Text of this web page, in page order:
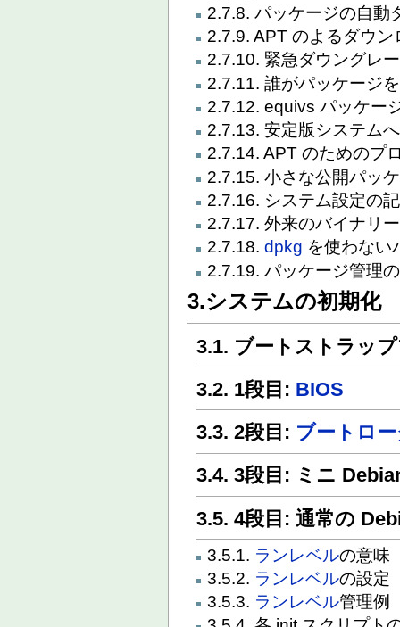
2.7.8. パッケージの自動
2.7.9. APT のよるダウ
2.7.10. 緊急ダウングレ
2.7.11. 誰がパッケージ
2.7.12. equivs パッケー
2.7.13. 安定版システム
2.7.14. APT のためのプ
2.7.15. 小さな公開パッ
2.7.16. システム設定の
2.7.17. 外来のバイナリ
2.7.18.dpkg を使わない
2.7.19. パッケージ管理
3.システムの初期化
3.1. ブートストラッ
3.2. 1段目: BIOS
3.3. 2段目: ブートロ
3.4. 3段目: ミニ
3.5. 4段目: 通常の
3.5.1. ランレベルの意味
3.5.2. ランレベルの設定
3.5.3. ランレベル管理例